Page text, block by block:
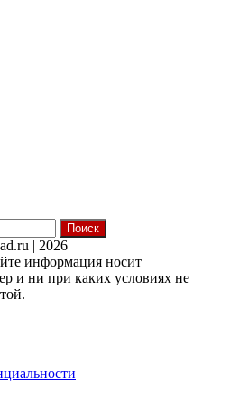
| 2026
информация носит
и ни при каких условиях не